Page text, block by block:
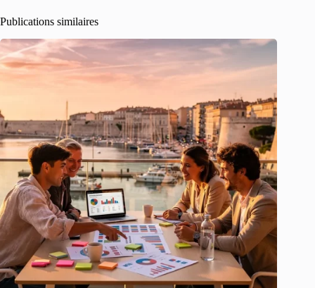
Publications similaires